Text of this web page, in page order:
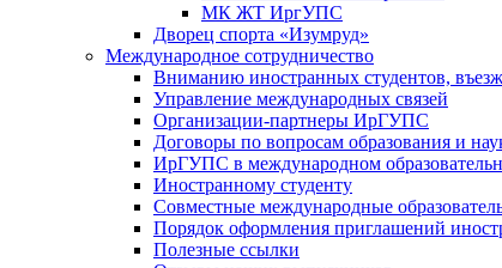
МК ЖТ ИргУПС
Дворец спорта «Изумруд»
Международное сотрудничество
Вниманию иностранных студентов,
Управление международных связей
Организации-партнеры ИрГУПС
Договоры по вопросам образования и
ИрГУПС в международном
Иностранному студенту
Совместные международные
Порядок оформления приглашений
Полезные ссылки